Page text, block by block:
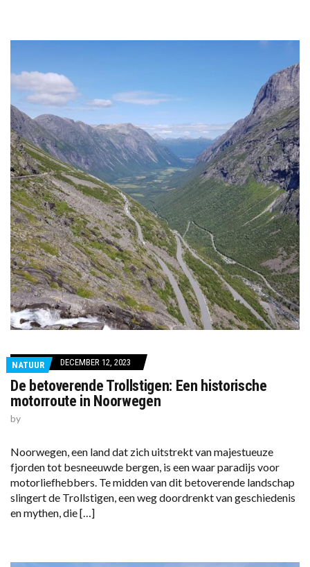
NATUUR DECEMBER 12, 2023
De betoverende Trollstigen: Een historische
motorroute in Noorwegen
by
Noorwegen, een land dat zich uitstrekt van majestueuze
fjorden tot besneeuwde bergen, is een waar paradijs voor
motorliefhebbers. Te midden van dit betoverende landschap
slingert de Trollstigen, een weg doordrenkt van geschiedenis
en mythen, die […]